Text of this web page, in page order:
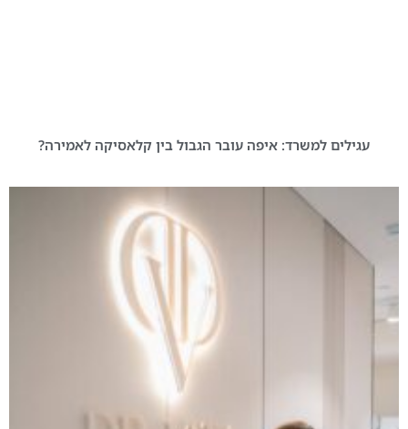
עגילים למשרד: איפה עובר הגבול בין קלאסיקה לאמירה?